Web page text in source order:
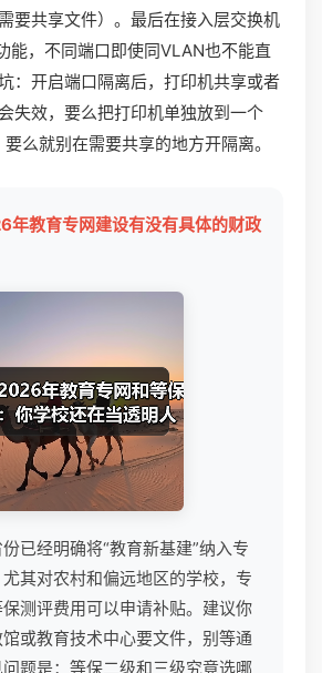
要共享文件）。最后在接入层交换机
能，不同端口即使同VLAN也不能直
：开启端口隔离后，打印机共享或者
失效，要么把打印机单独放到一个
么就别在需要共享的地方开隔离。
年教育专网建设有没有具体的财政
已经明确将“教育新基建”纳入专
其对农村和偏远地区的学校，专
测评费用可以申请补贴。建议你
或教育技术中心要文件，别等通
题是：等保二级和三级究竟选哪